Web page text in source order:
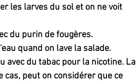
les larves du sol et on ne voit
du purin de fougères.
quand on lave la salade.
avec du tabac pour la nicotine. La
cas, peut on considérer que ce